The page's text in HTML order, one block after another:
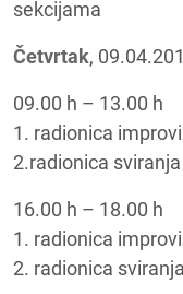
sekcijama
Četvrtak,
09.00 h – 13.00 h
1. radionica
2.radionica
16.00 h – 18.00 h
1. radionica
2. radionica